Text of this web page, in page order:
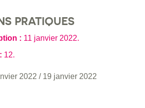
PRATIQUES
: 11 janvier 2022.
12.
2022 / 19 janvier 2022